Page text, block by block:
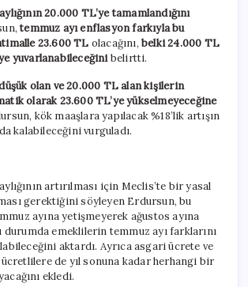
20.000 TL’ye tamamlandığını
temmuz ayı enflasyon farkıyla bu
23.600 TL olacağını,belki 24.000 TL
yuvarlanabileceğinibelirtti.
düşük olan ve 20.000 TL alan kişilerin
olarak 23.600 TL’ye yükselmeyeceğine
kök maaşlara yapılacak %18’lik artışın
kalabileceğini vurguladı.
artırılması için Meclis’te bir yasal
gerektiğini söyleyen Erdursun, bu
ayına yetişmeyerek ağustos ayına
emeklilerin temmuz ayı farklarını
aktardı. Ayrıca asgari ücrete ve
ücretlilere de yıl sonuna kadar herhangi bir
ekledi.